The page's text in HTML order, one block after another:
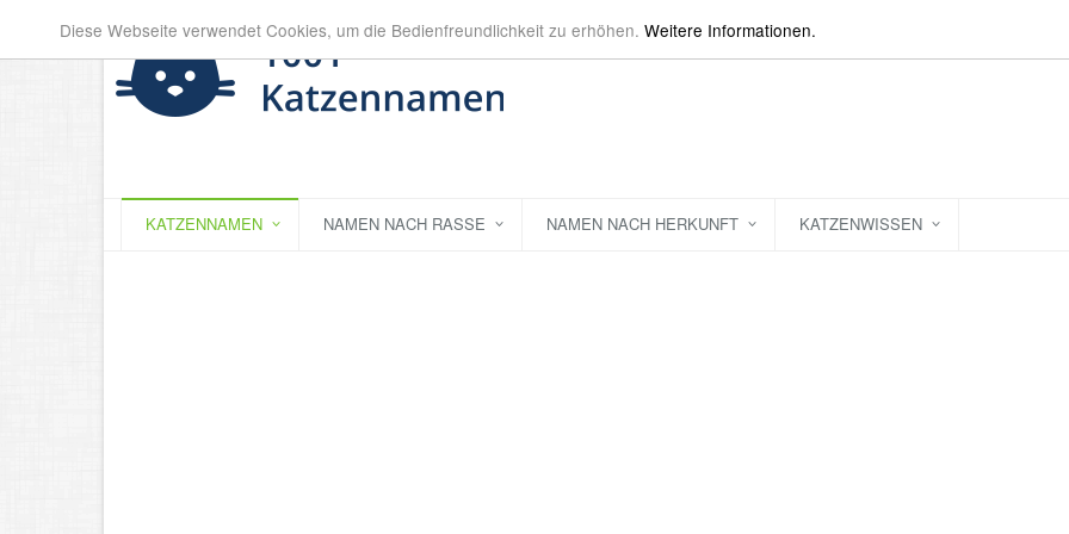
Diese Webseite verwendet Cookies, um die Bedienfreundlichkeit zu erhöhen. Weitere Informationen.
KATZENNAMEN NAMEN NACH RASSE NAMEN NACH HERKUNFT KATZENWISSEN